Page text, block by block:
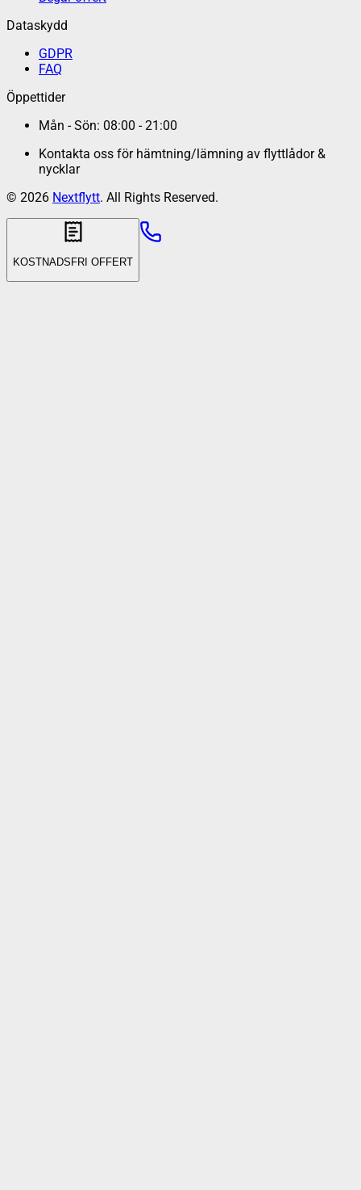
Dataskydd
GDPR
FAQ
Öppettider
Mån - Sön: 08:00 - 21:00
Kontakta oss för hämtning/lämning av flyttlådor &
nycklar
© 2026 Nextflytt. All Rights Reserved.
KOSTNADSFRI OFFERT